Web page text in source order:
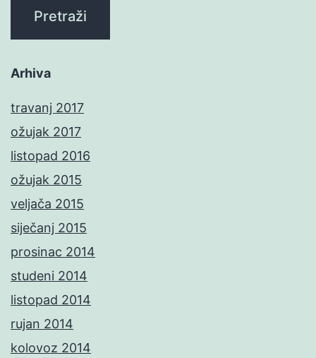
Arhiva
travanj 2017
ožujak 2017
listopad 2016
ožujak 2015
veljača 2015
siječanj 2015
prosinac 2014
studeni 2014
listopad 2014
rujan 2014
kolovoz 2014